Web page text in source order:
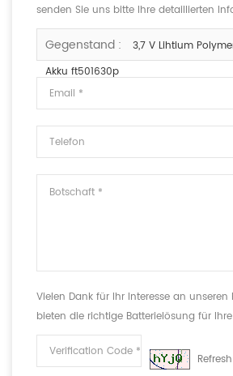
senden Sie uns bitte Ihre detaillierten
die Spannung, die Kapazität und die
Gegenstand :
3,7 V Lihtium
Akku ft501630p
Vielen Dank für Ihr Interesse an unseren
bieten die richtige Batterielösung für
Refresh